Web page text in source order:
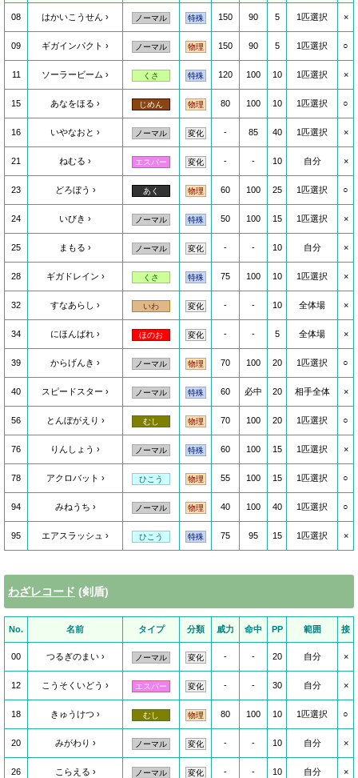
08 はかいこうせん ノーマル 特殊 150 90 5 1匹選択 ×
09 ギガインパクト ノーマル 物理 150 90 5 1匹選択 ○
11 ソーラービーム くさ 特殊 120 100 10 1匹選択 ×
15 あなをほる じめん 物理 80 100 10 1匹選択 ○
16 いやなおと ノーマル 変化 - 85 40 1匹選択 ×
21 ねむる エスパー 変化 - - 10 自分 ×
23 どろぼう あく 物理 60 100 25 1匹選択 ○
24 いびき ノーマル 特殊 50 100 15 1匹選択 ×
25 まもる ノーマル 変化 - - 10 自分 ×
28 ギガドレイン くさ 特殊 75 100 10 1匹選択 ×
32 すなあらし いわ 変化 - - 10 全体場 ×
34 にほんばれ ほのお 変化 - - 5 全体場 ×
39 からげんき ノーマル 物理 70 100 20 1匹選択 ○
40 スピードスター ノーマル 特殊 60 必中 20 相手全体 ×
56 とんぼがえり むし 物理 70 100 20 1匹選択 ○
76 りんしょう ノーマル 特殊 60 100 15 1匹選択 ×
78 アクロバット ひこう 物理 55 100 15 1匹選択 ○
94 みねうち ノーマル 物理 40 100 40 1匹選択 ○
95 エアスラッシュ ひこう 特殊 75 95 15 1匹選択 ×
わざレコード (剣盾)
No. 名前 タイプ 分類 威力 命中 PP 範囲 接
00 つるぎのまい ノーマル 変化 - - 20 自分 ×
12 こうそくいどう エスパー 変化 - - 30 自分 ×
18 きゅうけつ むし 物理 80 100 10 1匹選択 ○
20 みがわり ノーマル 変化 - - 10 自分 ×
26 こらえる ノーマル 変化 - - 10 自分 ×